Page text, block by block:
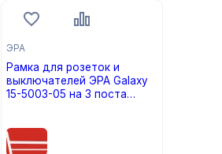
ЭРА
Рамка для розеток и
выключателей ЭРА Galaxy
15-5003-05 на 3 поста